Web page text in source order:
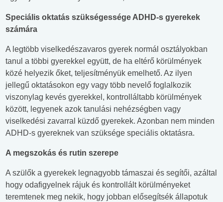
Speciális oktatás szükségessége ADHD-s gyerekek
számára
A legtöbb viselkedészavaros gyerek normál osztályokban
tanul a többi gyerekkel együtt, de ha eltérő körülmények
közé helyezik őket, teljesítményük emelhető. Az ilyen
jellegű oktatásokon egy vagy több nevelő foglalkozik
viszonylag kevés gyerekkel, kontrolláltabb körülmények
között, legyenek azok tanulási nehézségben vagy
viselkedési zavarral küzdő gyerekek. Azonban nem minden
ADHD-s gyereknek van szüksége speciális oktatásra.
A megszokás és rutin szerepe
A szülők a gyerekek legnagyobb támaszai és segítői, azáltal
hogy odafigyelnek rájuk és kontrollált körülményeket
teremtenek meg nekik, hogy jobban elősegítsék állapotuk